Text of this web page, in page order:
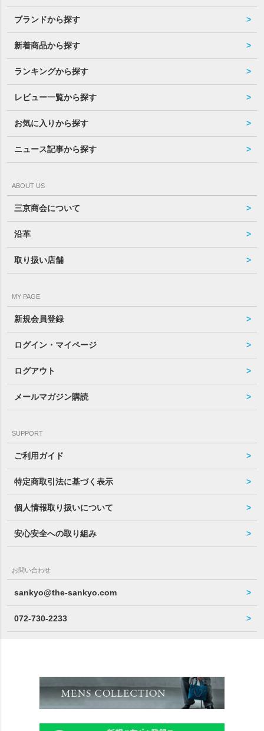
ブランドから探す
新着商品から探す
ランキングから探す
レビュー一覧から探す
お気に入りから探す
ニュース記事から探す
ABOUT US
三京商会について
沿革
取り扱い店舗
MY PAGE
新規会員登録
ログイン・マイページ
ログアウト
メールマガジン購読
SUPPORT
ご利用ガイド
特定商取引法に基づく表示
個人情報取り扱いについて
安心安全への取り組み
お問い合わせ
sankyo@the-sankyo.com
072-730-2233